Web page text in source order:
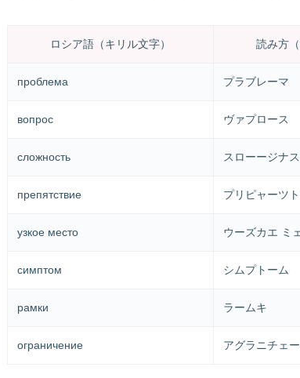
ロシア語（キリル文字） 読み方
проблема プラブレーマ
вопрос ヴァプロース
сложность スローージナ
препятствие プリピャーツ
узкое место ウーズカエ ミ
симптом シムプトーム
рамки ラームキ
ограничение アグラニチェ